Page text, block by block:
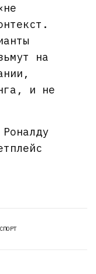
на
и не
СПОРТ